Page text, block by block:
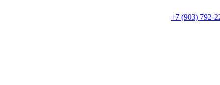
+7 (903) 792-